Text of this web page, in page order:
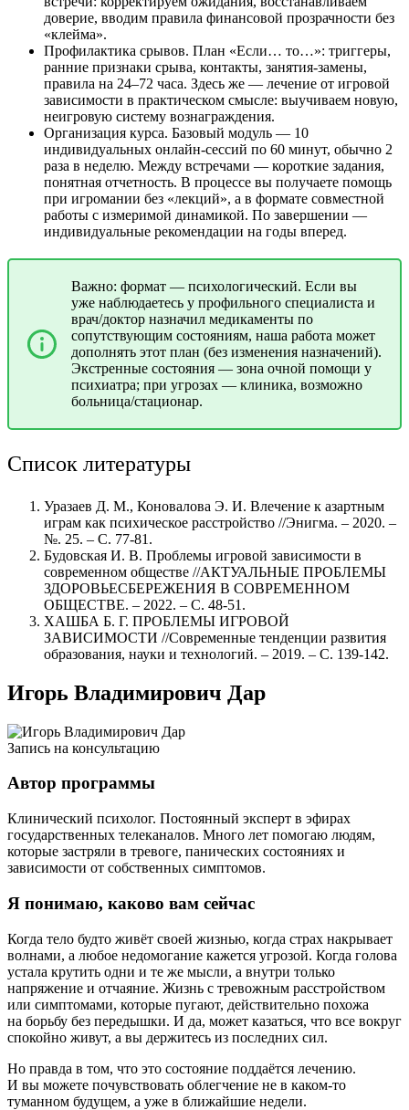
доверие, вводим правила финансовой прозрачности без
«клейма».
Профилактика срывов. План «Если… то…»: триггеры,
ранние признаки срыва, контакты, занятия-замены,
правила на 24–72 часа. Здесь же — лечение от игровой
зависимости в практическом смысле: выучиваем новую,
неигровую систему вознаграждения.
Организация курса. Базовый модуль — 10
индивидуальных онлайн-сессий по 60 минут, обычно 2
раза в неделю. Между встречами — короткие задания,
понятная отчетность. В процессе вы получаете помощь
при игромании без «лекций», а в формате совместной
работы с измеримой динамикой. По завершении —
индивидуальные рекомендации на годы вперед.
Важно: формат — психологический. Если вы
уже наблюдаетесь у профильного специалиста и
врач/доктор назначил медикаменты по
сопутствующим состояниям, наша работа может
дополнять этот план (без изменения назначений).
Экстренные состояния — зона очной помощи у
психиатра; при угрозах — клиника, возможно
больница/стационар.
Список литературы
Уразаев Д. М., Коновалова Э. И. Влечение к азартным
играм как психическое расстройство //Энигма. – 2020. –
№. 25. – С. 77-81.
Будовская И. В. Проблемы игровой зависимости в
современном обществе //АКТУАЛЬНЫЕ ПРОБЛЕМЫ
ЗДОРОВЬЕСБЕРЕЖЕНИЯ В СОВРЕМЕННОМ
ОБЩЕСТВЕ. – 2022. – С. 48-51.
ХАШБА Б. Г. ПРОБЛЕМЫ ИГРОВОЙ
ЗАВИСИМОСТИ //Современные тенденции развития
образования, науки и технологий. – 2019. – С. 139-142.
Игорь Владимирович Дар
Запись на консультацию
Автор программы
Клинический психолог. Постоянный эксперт в эфирах
государственных телеканалов. Много лет помогаю людям,
которые застряли в тревоге, панических состояниях и
зависимости от собственных симптомов.
Я понимаю, каково вам сейчас
Когда тело будто живёт своей жизнью, когда страх накрывает
волнами, а любое недомогание кажется угрозой. Когда голова
устала крутить одни и те же мысли, а внутри только
напряжение и отчаяние. Жизнь с тревожным расстройством
или симптомами, которые пугают, действительно похожа
на борьбу без передышки. И да, может казаться, что все вокруг
спокойно живут, а вы держитесь из последних сил.
Но правда в том, что это состояние поддаётся лечению.
И вы можете почувствовать облегчение не в каком‑то
туманном будущем, а уже в ближайшие недели.